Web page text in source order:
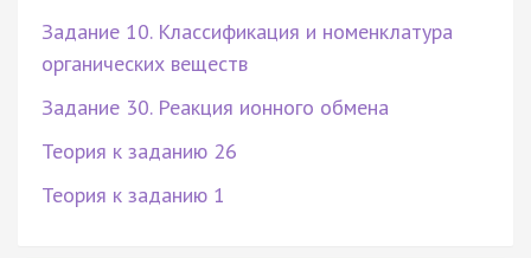
Задание 10. Классификация и номенклатура
органических веществ
Задание 30. Реакция ионного обмена
Теория к заданию 26
Теория к заданию 1